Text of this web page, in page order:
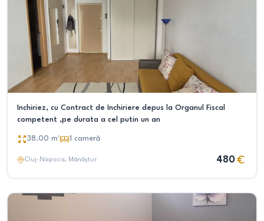
Inchiriez, cu Contract de Inchiriere depus la Organul Fiscal
competent ,pe durata a cel putin un an
38.00 m² 1 cameră
Cluj-Napoca, Mănăștur 480